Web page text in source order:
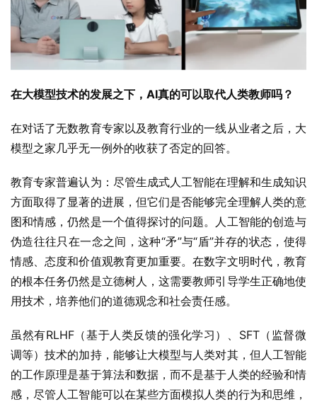
在大模型技术的发展之下，AI真的可以取代人类教师吗？
在对话了无数教育专家以及教育行业的一线从业者之后，大
模型之家几乎无一例外的收获了否定的回答。
教育专家普遍认为：尽管生成式人工智能在理解和生成知识
方面取得了显著的进展，但它们是否能够完全理解人类的意
图和情感，仍然是一个值得探讨的问题。人工智能的创造与
伪造往往只在一念之间，这种“矛”与“盾”并存的状态，使得
情感、态度和价值观教育更加重要。在数字文明时代，教育
的根本任务仍然是立德树人，这需要教师引导学生正确地使
用技术，培养他们的道德观念和社会责任感。
虽然有RLHF（基于人类反馈的强化学习）、SFT（监督微
调等）技术的加持，能够让大模型与人类对其，但人工智能
的工作原理是基于算法和数据，而不是基于人类的经验和情
感，尽管人工智能可以在某些方面模拟人类的行为和思维，